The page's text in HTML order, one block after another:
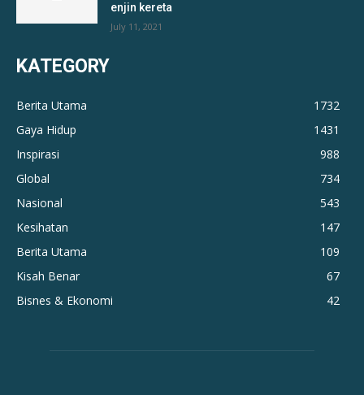
enjin kereta
July 11, 2021
KATEGORY
Berita Utama
1732
Gaya Hidup
1431
Inspirasi
988
Global
734
Nasional
543
Kesihatan
147
Berita Utama
109
Kisah Benar
67
Bisnes & Ekonomi
42